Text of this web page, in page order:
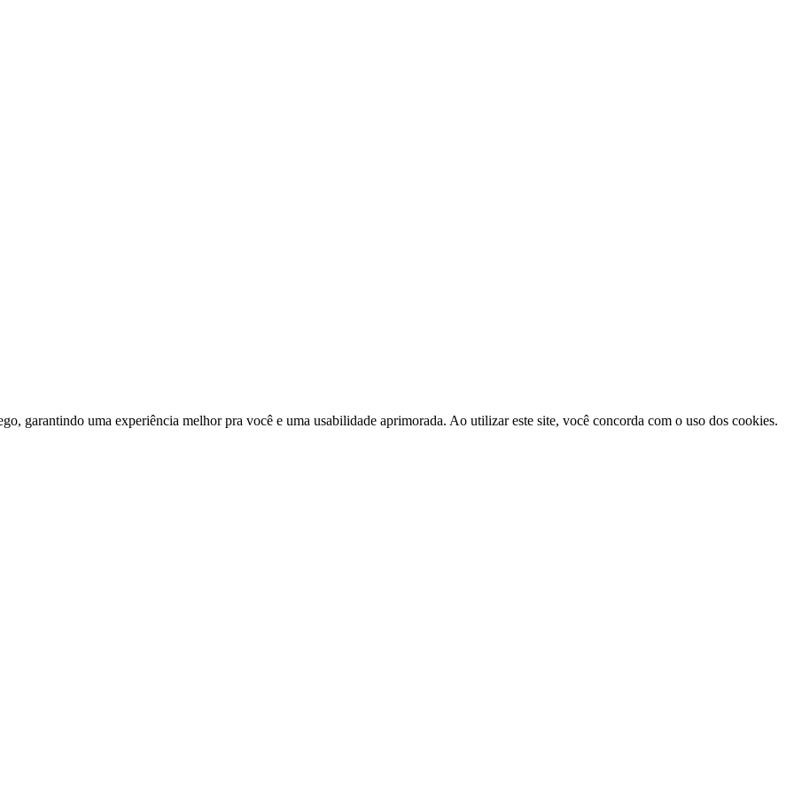
garantindo uma experiência melhor pra você e uma usabilidade aprimorada. Ao utilizar este site, você concorda com o uso dos cookies.